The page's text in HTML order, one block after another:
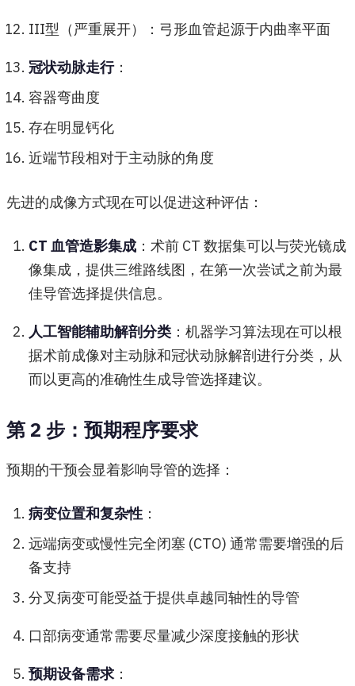
III型（严重展开）：弓形血管起源于内曲率平面
冠状动脉走行：
容器弯曲度
存在明显钙化
近端节段相对于主动脉的角度
先进的成像方式现在可以促进这种评估：
CT 血管造影集成 ：术前 CT 数据集可以与荧光镜成
像集成，提供三维路线图，在第一次尝试之前为最
佳导管选择提供信息。
人工智能辅助解剖分类 ：机器学习算法现在可以根
据术前成像对主动脉和冠状动脉解剖进行分类，从
而以更高的准确性生成导管选择建议。
第 2 步：预期程序要求
预期的干预会显着影响导管的选择：
病变位置和复杂性 ：
远端病变或慢性完全闭塞 (CTO) 通常需要增强的后
备支持
分叉病变可能受益于提供卓越同轴性的导管
口部病变通常需要尽量减少深度接触的形状
预期设备需求：